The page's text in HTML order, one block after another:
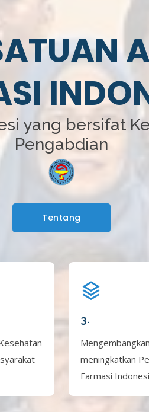
yang bersifat
Pengabdian
Tentang
3.
meningkatkan
Farmasi